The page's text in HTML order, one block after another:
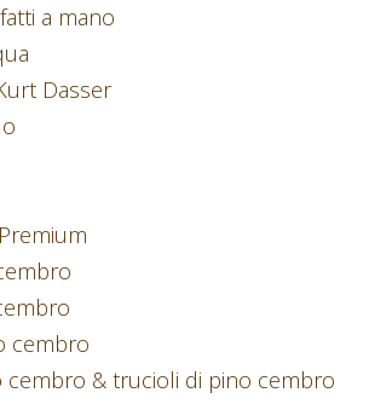
a mano
Dasser
cembro
cembro & trucioli di pino cembro